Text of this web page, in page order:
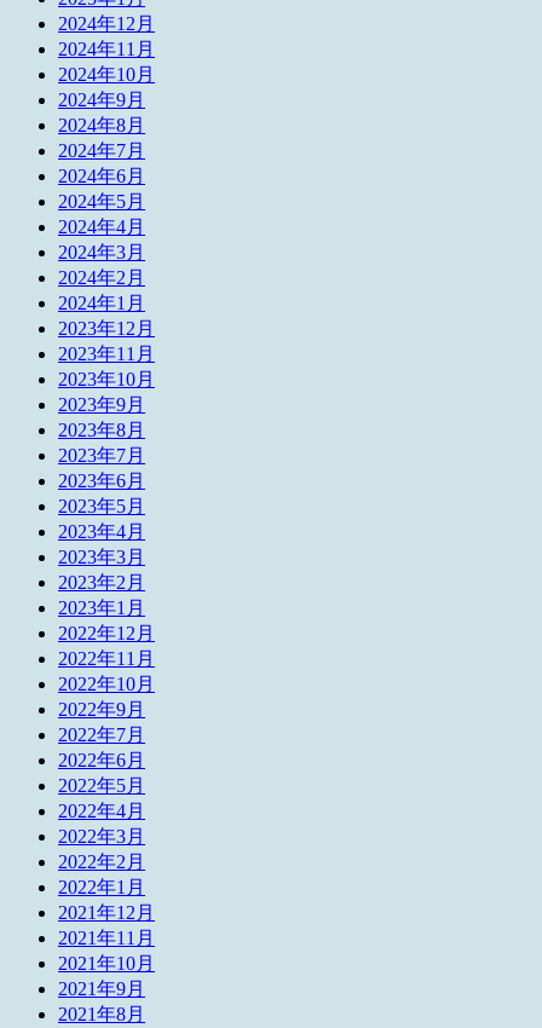
2024年12月
2024年11月
2024年10月
2024年9月
2024年8月
2024年7月
2024年6月
2024年5月
2024年4月
2024年3月
2024年2月
2024年1月
2023年12月
2023年11月
2023年10月
2023年9月
2023年8月
2023年7月
2023年6月
2023年5月
2023年4月
2023年3月
2023年2月
2023年1月
2022年12月
2022年11月
2022年10月
2022年9月
2022年7月
2022年6月
2022年5月
2022年4月
2022年3月
2022年2月
2022年1月
2021年12月
2021年11月
2021年10月
2021年9月
2021年8月